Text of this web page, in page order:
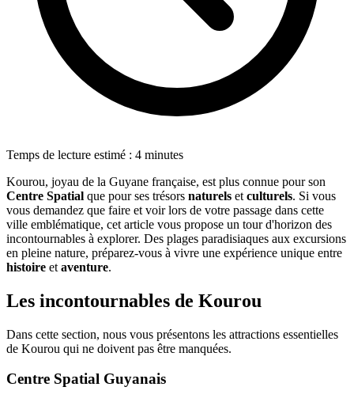
Temps de lecture estimé : 4 minutes
Kourou, joyau de la Guyane française, est plus connue pour son
Centre Spatial que pour ses trésors naturels et culturels. Si vous
vous demandez que faire et voir lors de votre passage dans cette
ville emblématique, cet article vous propose un tour d'horizon des
incontournables à explorer. Des plages paradisiaques aux excursions
en pleine nature, préparez-vous à vivre une expérience unique entre
histoire et aventure.
Les incontournables de Kourou
Dans cette section, nous vous présentons les attractions essentielles
de Kourou qui ne doivent pas être manquées.
Centre Spatial Guyanais